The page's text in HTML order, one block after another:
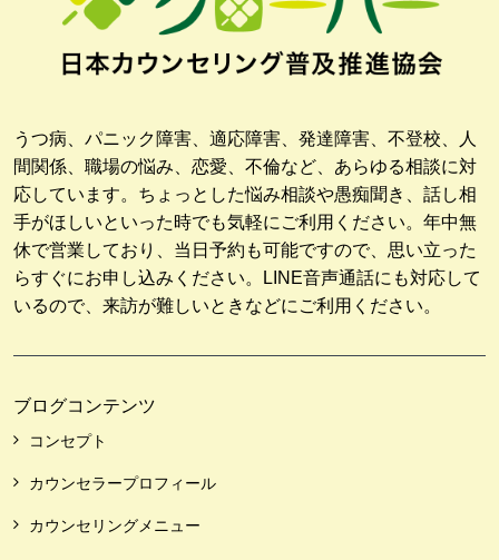
うつ病、パニック障害、適応障害、発達障害、不登校、人
間関係、職場の悩み、恋愛、不倫など、あらゆる相談に対
応しています。ちょっとした悩み相談や愚痴聞き、話し相
手がほしいといった時でも気軽にご利用ください。年中無
休で営業しており、当日予約も可能ですので、思い立った
らすぐにお申し込みください。LINE音声通話にも対応して
いるので、来訪が難しいときなどにご利用ください。
ブログコンテンツ
コンセプト
カウンセラープロフィール
カウンセリングメニュー